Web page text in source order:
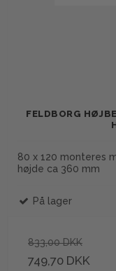
FELDBORG
80 x 120 monteres
højde ca 360 mm
På lager
833,00 DKK
749,70 DKK